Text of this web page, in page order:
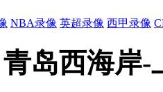
NBA录像 英超录像 西甲录像
岛西海岸